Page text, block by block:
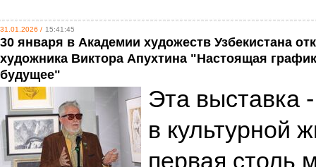
31.01.2026 / 15:41:45
30 января в Академии художеств Узбекистана
художника Виктора Апухтина "Настоящая
будущее"
Эта выставка
в культурной
первая столь